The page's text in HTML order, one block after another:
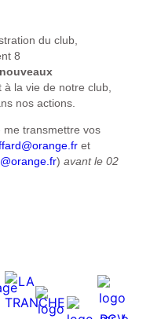
du club,
8
la vie de notre club,
nos actions.
me transmettre vos
et
)avant le 02